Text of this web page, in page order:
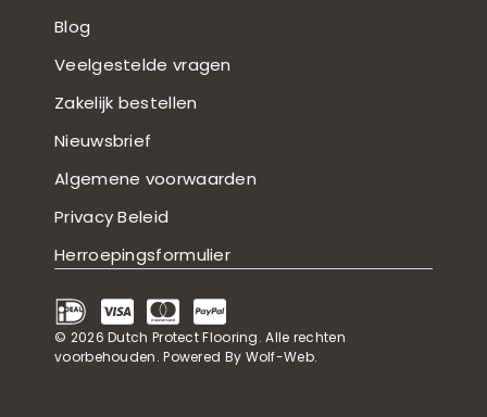
Blog
Veelgestelde vragen
Zakelijk bestellen
Nieuwsbrief
Algemene voorwaarden
Privacy Beleid
Herroepingsformulier
© 2026Dutch Protect Flooring. Alle rechten
voorbehouden.Powered By Wolf-Web.